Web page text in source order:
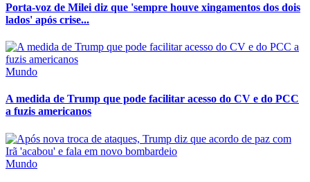
Porta-voz de Milei diz que 'sempre houve xingamentos dos dois
lados' após crise...
Mundo
A medida de Trump que pode facilitar acesso do CV e do PCC
a fuzis americanos
Mundo